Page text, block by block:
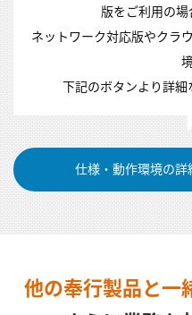
版をご利用の場
ネットワーク対応版やクラ
下記のボタンより詳
仕様・動作環境の詳
他の奉行製品と一